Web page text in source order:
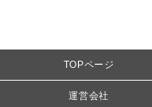
TOPページ
運営会社